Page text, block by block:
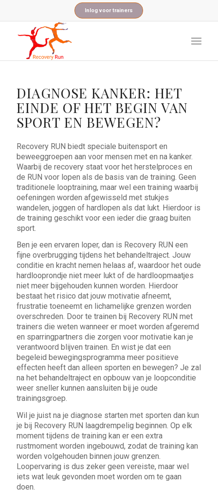
Inlog voor trainers
DIAGNOSE KANKER: HET
EINDE OF HET BEGIN VAN
SPORT EN BEWEGEN?
Recovery RUN biedt speciale buitensport en
beweeggroepen aan voor mensen met en na kanker.
Waarbij de recovery staat voor het herstelproces en
de RUN voor lopen als de basis van de training. Geen
traditionele looptraining, maar wel een training waarbij
oefeningen worden afgewisseld met stukjes
wandelen, joggen of hardlopen als dat lukt. Hierdoor is
de training geschikt voor een ieder die graag buiten
sport.
Ben je een ervaren loper, dan is Recovery RUN een
fijne overbrugging tijdens het behandeltraject. Jouw
conditie en kracht nemen helaas af, waardoor het oude
hardlooprondje niet meer lukt of de hardloopmaatjes
niet meer bijgehouden kunnen worden. Hierdoor
bestaat het risico dat jouw motivatie afneemt,
frustratie toeneemt en lichamelijke grenzen worden
overschreden. Door te trainen bij Recovery RUN met
trainers die weten wanneer er moet worden afgeremd
en sparringpartners die zorgen voor motivatie kan je
verantwoord blijven trainen. En wist je dat een
begeleid bewegingsprogramma meer positieve
effecten heeft dan alleen sporten en bewegen? Je zal
na het behandeltraject en opbouw van je loopconditie
weer sneller kunnen aansluiten bij je oude
trainingsgroep.
Wil je juist na je diagnose starten met sporten dan kun
je bij Recovery RUN laagdrempelig beginnen. Op elk
moment tijdens de training kan er een extra
rustmoment worden ingebouwd, zodat de training kan
worden volgehouden binnen jouw grenzen.
Loopervaring is dus zeker geen vereiste, maar wel
iets wat leuk gevonden moet worden om te gaan
doen.